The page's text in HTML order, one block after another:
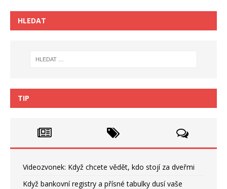
HLEDAT
TIP
Videozvonek: Když chcete vědět, kdo stojí za dveřmi
Když bankovní registry a přísné tabulky dusí vaše